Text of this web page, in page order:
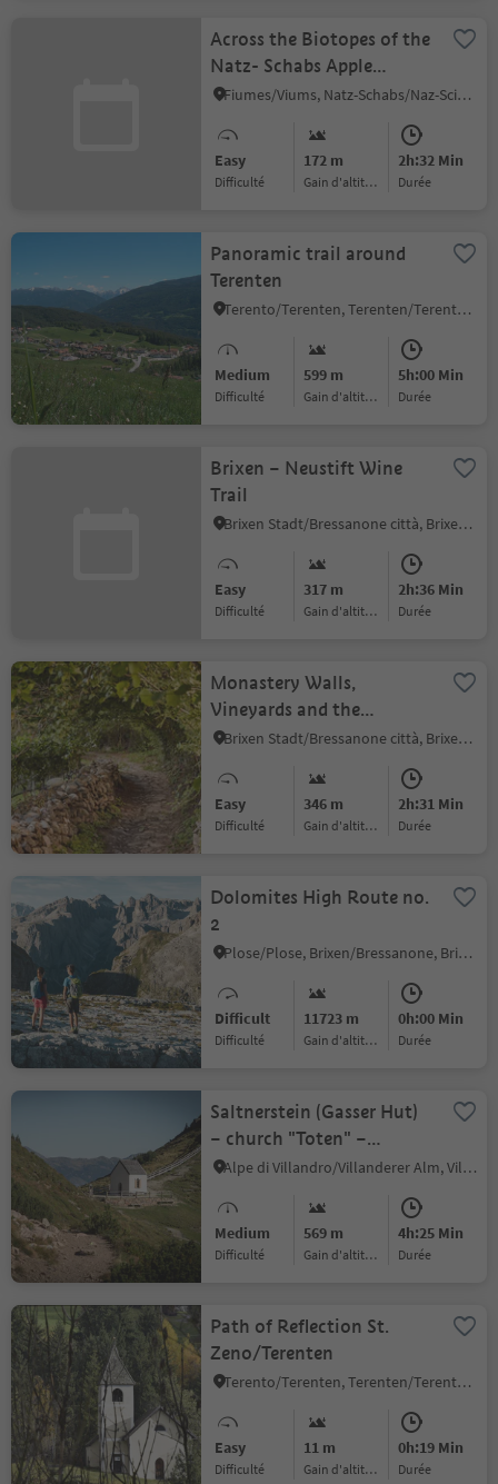
Across the Biotopes of the
Natz- Schabs Apple
Plateau
Fiumes/Viums, Natz-Schabs/Naz-Sciaves, Brixen/Bressanone and environs
Easy
Difficulté
172 m
Gain d'altitude
2h:32 Min
durée
Panoramic trail around
Terenten
Terento/Terenten, Terenten/Terento, Brixen/Bressanone and environs
Medium
Difficulté
599 m
Gain d'altitude
5h:00 Min
durée
Brixen – Neustift Wine
Trail
Brixen Stadt/Bressanone città, Brixen/Bressanone, Brixen/Bressanone and environs
Easy
Difficulté
317 m
Gain d'altitude
2h:36 Min
durée
Monastery Walls,
Vineyards and the
Archaeological Trail
Brixen Stadt/Bressanone città, Brixen/Bressanone, Brixen/Bressanone and environs
Easy
Difficulté
346 m
Gain d'altitude
2h:31 Min
durée
Dolomites High Route no.
2
Plose/Plose, Brixen/Bressanone, Brixen/Bressanone and environs
Difficult
Difficulté
11723 m
Gain d'altitude
0h:00 Min
durée
Saltnerstein (Gasser Hut)
– church "Toten" –
Saltnerstein
Alpe di Villandro/Villanderer Alm, Villanders/Villandro, Brixen/Bressanone and environs
Medium
Difficulté
569 m
Gain d'altitude
4h:25 Min
durée
Path of Reflection St.
Zeno/Terenten
Terento/Terenten, Terenten/Terento, Brixen/Bressanone and environs
Easy
Difficulté
11 m
Gain d'altitude
0h:19 Min
durée